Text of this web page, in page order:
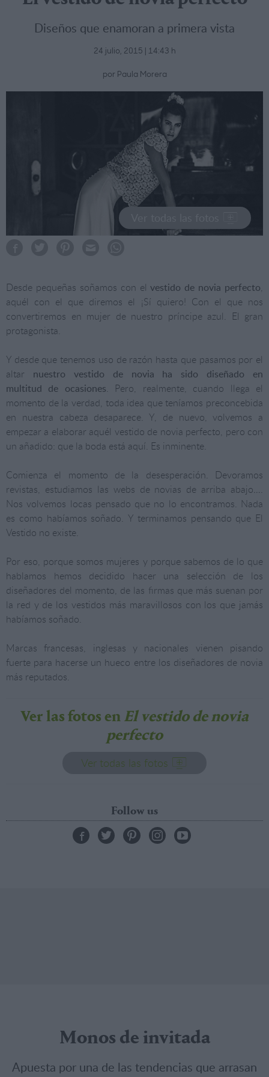
Diseños que enamoran a primera vista
24 julio, 2015 | 14:43 h
por Paula Morera
Desde pequeñas soñamos con elvestido de novia perfecto,
aquél con el que diremos el ¡Sí quiero! Con el que nos
convertiremos en mujer de nuestro príncipe azul. El gran
protagonista.
Y desde que tenemos uso de razón hasta que pasamos por el
altar nuestro vestido de novia ha sido diseñado en
multitud de ocasiones. Pero, realmente, cuando llega el
momento de la verdad, toda idea que teníamos preconcebida
en nuestra cabeza desaparece. Y, de nuevo, volvemos a
empezar a elaborar aquél vestido de novia perfecto, pero con
un añadido: que la boda está aquí. Es inminente.
Comienza el momento de la desesperación. Devoramos
revistas, estudiamos las webs de novias de arriba abajo….
Nos volvemos locas pensado que no lo encontramos. Nada
es como habíamos soñado. Y terminamos pensando que El
Vestido no existe.
Por eso, porque somos mujeres y porque sabemos de lo que
hablamos hemos decidido hacer una selección de los
diseñadores del momento, de las firmas que más suenan por
la red y de los vestidos más maravillosos con los que jamás
habíamos soñado.
Marcas francesas, inglesas y nacionales vienen pisando
fuerte para hacerse un hueco entre los diseñadores de novia
más reputados.
Ver las fotos en El vestido de novia
perfecto
Ver todas las fotos
Follow us
Monos de invitada
Apuesta por una de las tendencias que arrasan